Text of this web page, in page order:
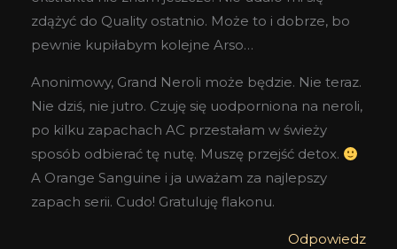
zdążyć do Quality ostatnio. Może to i dobrze, bo
pewnie kupiłabym kolejne Arso…
Anonimowy, Grand Neroli może będzie. Nie teraz.
Nie dziś, nie jutro. Czuję się uodporniona na neroli,
po kilku zapachach AC przestałam w świeży
sposób odbierać tę nutę. Muszę przejść detox.
A Orange Sanguine i ja uważam za najlepszy
zapach serii. Cudo! Gratuluję flakonu.
Odpowiedz